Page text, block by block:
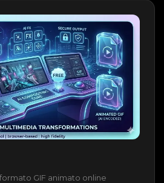
GIF animato online